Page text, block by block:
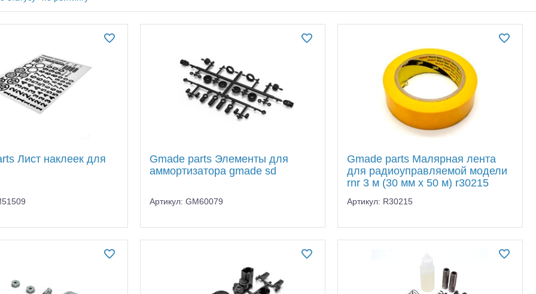
Лист наклеек для
Gmade parts Элементы для
аммортизатора gmade sd
Артикул: GM60079
Gmade parts Малярная лента
для радиоуправляемой модели
rnr 3 м (30 мм x 50 м) r30215
Артикул: R30215